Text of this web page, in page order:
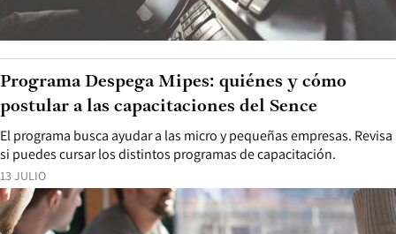
13 JULIO
El programa busca ayudar a las micro y pequeñas empresas. Revisa
si puedes cursar los distintos programas de capacitación.
Programa Despega Mipes: quiénes y cómo
postular a las capacitaciones del Sence